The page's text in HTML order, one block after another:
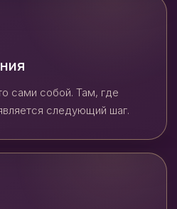
сами собой. Там, где
следующий шаг.